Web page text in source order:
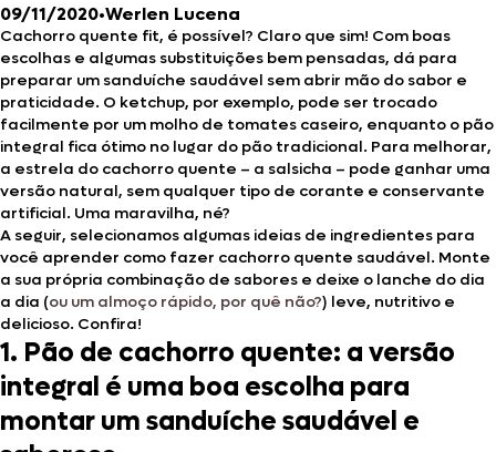
09/11/2020•Werlen Lucena
Cachorro quente fit, é possível? Claro que sim! Com boas
escolhas e algumas substituições bem pensadas, dá para
preparar um sanduíche saudável sem abrir mão do sabor e
praticidade. O ketchup, por exemplo, pode ser trocado
facilmente por um molho de tomates caseiro, enquanto o pão
integral fica ótimo no lugar do pão tradicional. Para melhorar,
a estrela do cachorro quente – a salsicha – pode ganhar uma
versão natural, sem qualquer tipo de corante e conservante
artificial. Uma maravilha, né?
A seguir, selecionamos algumas ideias de ingredientes para
você aprender como fazer cachorro quente saudável. Monte
a sua própria combinação de sabores e deixe o lanche do dia
a dia (ou um almoço rápido, por quê não?) leve, nutritivo e
delicioso. Confira!
1. Pão de cachorro quente: a versão
integral é uma boa escolha para
montar um sanduíche saudável e